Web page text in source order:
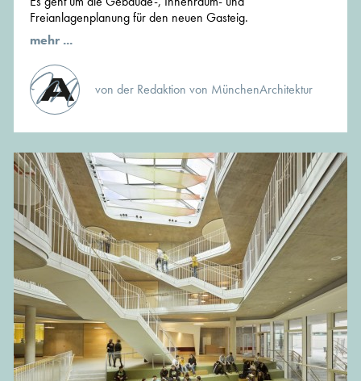
Freianlagenplanung für den neuen Gasteig.
mehr ...
von der Redaktion von MünchenArchitektur